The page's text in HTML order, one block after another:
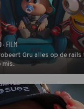
· FILM
Gru alles op de rails
mis.